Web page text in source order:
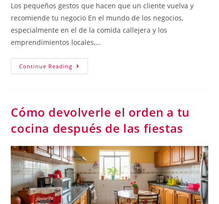
Los pequeños gestos que hacen que un cliente vuelva y
recomiende tu negocio En el mundo de los negocios,
especialmente en el de la comida callejera y los
emprendimientos locales,…
Continue Reading
Cómo devolverle el orden a tu
cocina después de las fiestas